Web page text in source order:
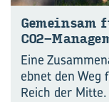
Ge­mein­sam
CO2-​
Eine
ebnet den
Reich der Mitte.